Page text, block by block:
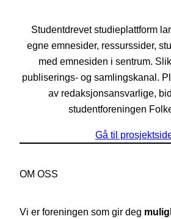
Studentdrevet studieplattform
egne emnesider, ressurssider,
med emnesiden i sentrum.
publiserings- og samlingskanal.
av redaksjonsansvarlige,
studentforeningen
Gå til
OM OSS
Vi er foreningen som gir deg